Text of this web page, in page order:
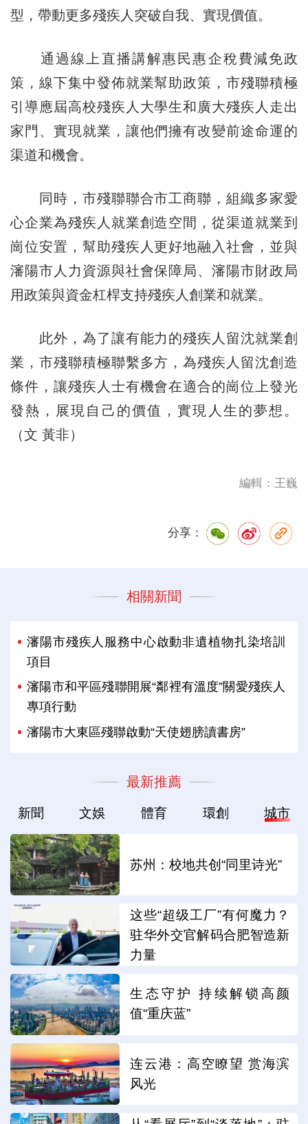
型，帶動更多殘疾人突破自我、實現價值。
通過線上直播講解惠民惠企稅費減免政
策，線下集中發佈就業幫助政策，市殘聯積極
引導應屆高校殘疾人大學生和廣大殘疾人走出
家門、實現就業，讓他們擁有改變前途命運的
渠道和機會。
同時，市殘聯聯合市工商聯，組織多家愛
心企業為殘疾人就業創造空間，從渠道就業到
崗位安置，幫助殘疾人更好地融入社會，並與
瀋陽市人力資源與社會保障局、瀋陽市財政局
用政策與資金杠桿支持殘疾人創業和就業。
此外，為了讓有能力的殘疾人留沈就業創
業，市殘聯積極聯繫多方，為殘疾人留沈創造
條件，讓殘疾人士有機會在適合的崗位上發光
發熱，展現自己的價值，實現人生的夢想。
（文 黃非）
編輯：王巍
分享：
相關新聞
瀋陽市殘疾人服務中心啟動非遺植物扎染培訓
項目
瀋陽市和平區殘聯開展“鄰裡有溫度”關愛殘疾人
專項行動
瀋陽市大東區殘聯啟動“天使翅膀讀書房”
最新推薦
新聞 文娛 體育 環創 城市
苏州：校地共创“同里诗光”
这些“超级工厂”有何魔力？
驻华外交官解码合肥智造新
力量
生态守护 持续解锁高颜
值“重庆蓝”
连云港：高空瞭望 赏海滨
风光